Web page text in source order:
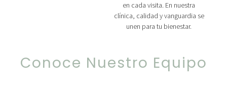
en cada visita. En nuestra
clínica, calidad y vanguardia se
unen para tu bienestar.
Conoce Nuestro Equipo